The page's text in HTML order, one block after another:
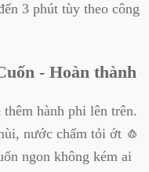
3 phút tùy theo công
- Hoàn thành
hành phi lên trên.
nước chấm tỏi ớt 🧄
ngon không kém ai